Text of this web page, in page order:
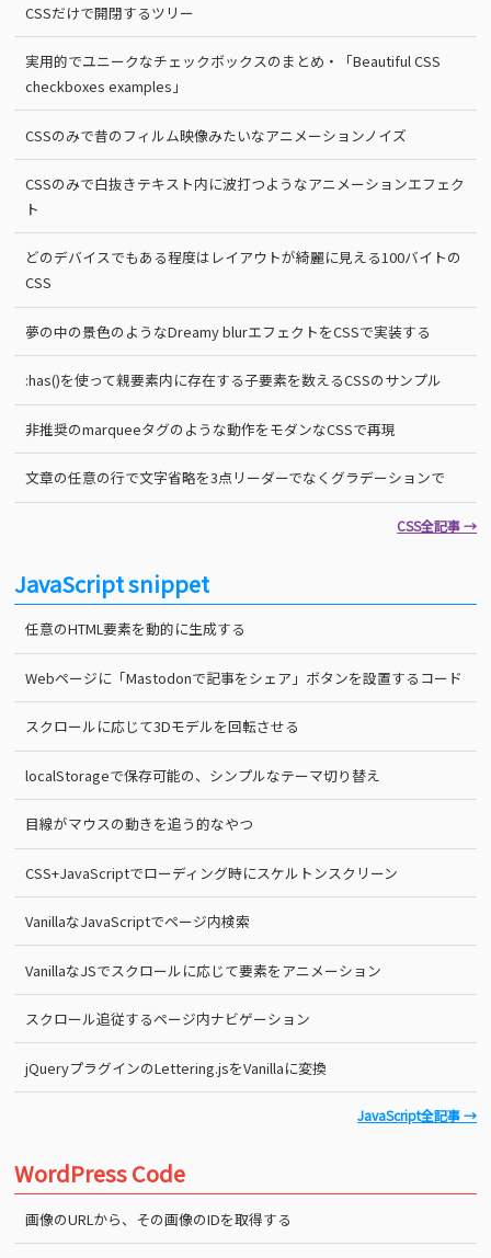
CSSだけで開閉するツリー
実用的でユニークなチェックボックスのまとめ・「Beautiful CSS
checkboxes examples」
CSSのみで昔のフィルム映像みたいなアニメーションノイズ
CSSのみで白抜きテキスト内に波打つようなアニメーションエフェク
ト
どのデバイスでもある程度はレイアウトが綺麗に見える100バイトの
CSS
夢の中の景色のようなDreamy blurエフェクトをCSSで実装する
:has()を使って親要素内に存在する子要素を数えるCSSのサンプル
非推奨のmarqueeタグのような動作をモダンなCSSで再現
文章の任意の行で文字省略を3点リーダーでなくグラデーションで
CSS全記事 →
JavaScript snippet
任意のHTML要素を動的に生成する
Webページに「Mastodonで記事をシェア」ボタンを設置するコード
スクロールに応じて3Dモデルを回転させる
localStorageで保存可能の、シンプルなテーマ切り替え
目線がマウスの動きを追う的なやつ
CSS+JavaScriptでローディング時にスケルトンスクリーン
VanillaなJavaScriptでページ内検索
VanillaなJSでスクロールに応じて要素をアニメーション
スクロール追従するページ内ナビゲーション
jQueryプラグインのLettering.jsをVanillaに変換
JavaScript全記事 →
WordPress Code
画像のURLから、その画像のIDを取得する